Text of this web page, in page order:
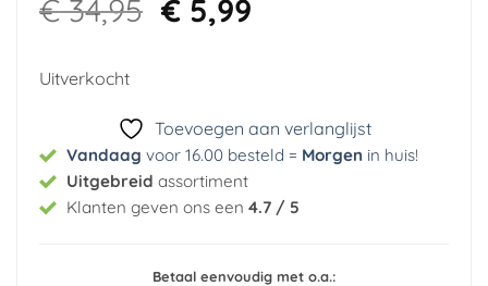
€34,95 Oorspronkelijke
prijs
€5,99Huidige
Uitverkocht
Toevoegen aan verlanglijst
Vandaag voor 16.00 besteld = Morgen in huis!
Uitgebreid assortiment
Klanten geven ons een 4.7 / 5
Betaal eenvoudig met o.a.: